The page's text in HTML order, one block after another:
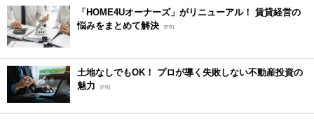
「HOME4Uオーナーズ」がリニューアル！ 賃貸経営の
悩みをまとめて解決 [PR]
土地なしでもOK！ プロが導く失敗しない不動産投資の
魅力
[PR]